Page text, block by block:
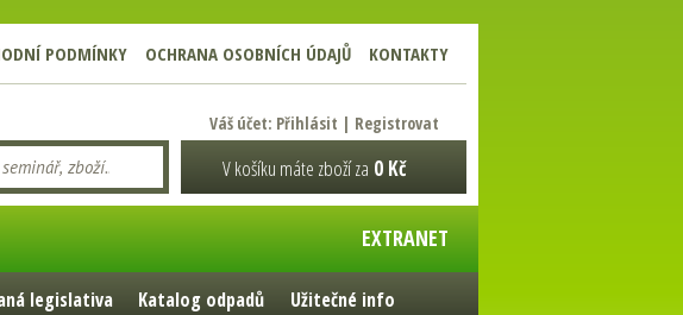
PODMÍNKY OCHRANA OSOBNÍCH ÚDAJŮ KONTAKTY
Váš účet: Přihlásit | Registrovat
V košíku máte zboží za 0 Kč
EXTRANET
legislativa Katalog odpadů Užitečné info